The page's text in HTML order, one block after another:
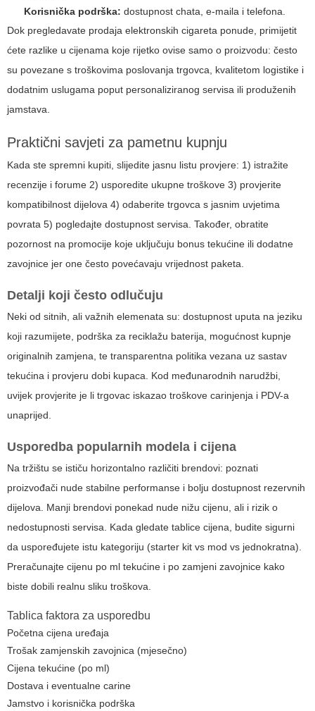
Korisnička podrška: dostupnost chata, e-maila i telefona.
Dok pregledavate prodaja elektronskih cigareta ponude, primijetit
ćete razlike u cijenama koje rijetko ovise samo o proizvodu: često
su povezane s troškovima poslovanja trgovca, kvalitetom logistike i
dodatnim uslugama poput personaliziranog servisa ili produženih
jamstava.
Praktični savjeti za pametnu kupnju
Kada ste spremni kupiti, slijedite jasnu listu provjere: 1) istražite
recenzije i forume 2) usporedite ukupne troškove 3) provjerite
kompatibilnost dijelova 4) odaberite trgovca s jasnim uvjetima
povrata 5) pogledajte dostupnost servisa. Također, obratite
pozornost na promocije koje uključuju bonus tekućine ili dodatne
zavojnice jer one često povećavaju vrijednost paketa.
Detalji koji često odlučuju
Neki od sitnih, ali važnih elemenata su: dostupnost uputa na jeziku
koji razumijete, podrška za reciklažu baterija, mogućnost kupnje
originalnih zamjena, te transparentna politika vezana uz sastav
tekućina i provjeru dobi kupaca. Kod međunarodnih narudžbi,
uvijek provjerite je li trgovac iskazao troškove carinjenja i PDV-a
unaprijed.
Usporedba popularnih modela i cijena
Na tržištu se ističu horizontalno različiti brendovi: poznati
proizvođači nude stabilne performanse i bolju dostupnost rezervnih
dijelova. Manji brendovi ponekad nude nižu cijenu, ali i rizik o
nedostupnosti servisa. Kada gledate tablice cijena, budite sigurni
da uspoređujete istu kategoriju (starter kit vs mod vs jednokratna).
Preračunajte cijenu po ml tekućine i po zamjeni zavojnice kako
biste dobili realnu sliku troškova.
Tablica faktora za usporedbu
Početna cijena uređaja
Trošak zamjenskih zavojnica (mjesečno)
Cijena tekućine (po ml)
Dostava i eventualne carine
Jamstvo i korisnička podrška